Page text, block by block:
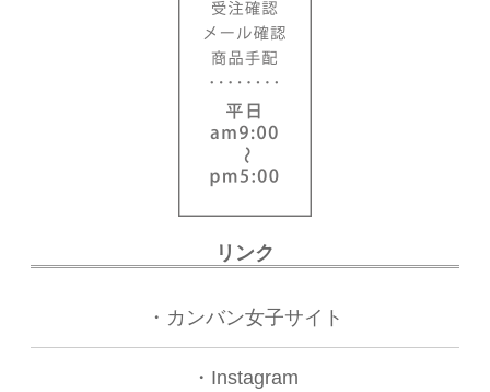
リンク
・ カンバン女子サイト
・ Instagram